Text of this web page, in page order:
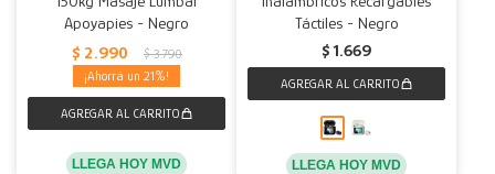
Apoyapies - Negro
$ 2.990 $ 3.790
21
LLEGA HOY MVD
Táctiles - Negro
$ 1.669
LLEGA HOY MVD
Fundas
Accesorios para el hogar
Herramientas
Muebles Infantiles